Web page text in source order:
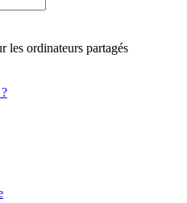
les ordinateurs partagés